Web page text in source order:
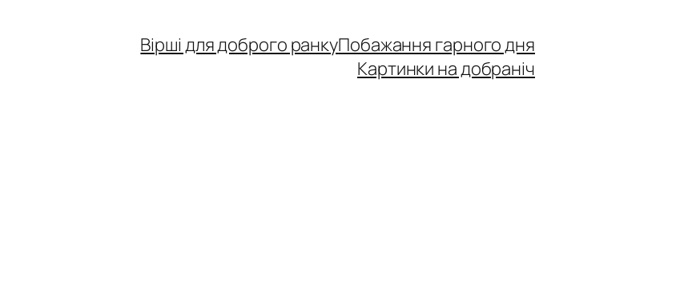
Вірші для доброго ранкуПобажання гарного дня
Картинки на добраніч